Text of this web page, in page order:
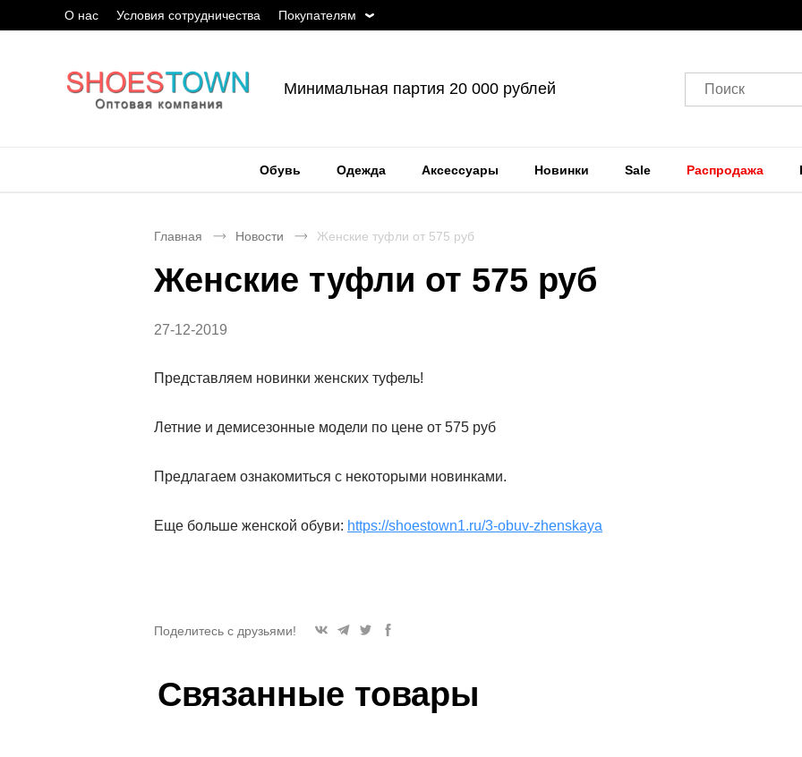
О нас Условия сотрудничества Покупателям
Минимальная партия 20 000 рублей Поиск
Обувь Одежда Аксессуары Новинки Sale Распродажа
Главная Новости Женские туфли от 575 руб
Женские туфли от 575 руб
27-12-2019
Представляем новинки женских туфель!
Летние и демисезонные модели по цене от 575 руб
Предлагаем ознакомиться с некоторыми новинками.
Еще больше женской обуви: https://shoestown1.ru/3-obuv-zhenskaya
Поделитесь с друзьями!
Связанные товары